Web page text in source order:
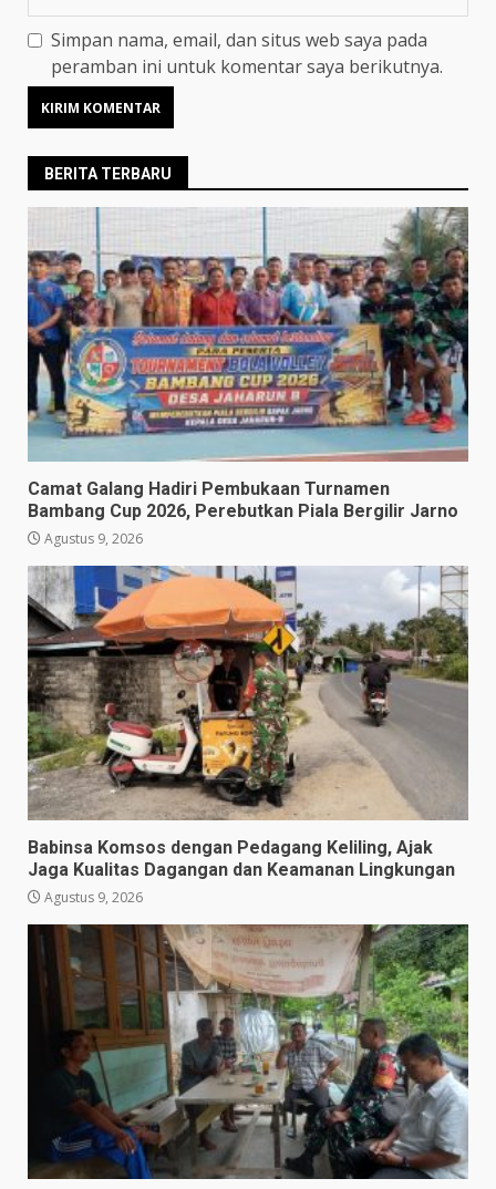
Simpan nama, email, dan situs web saya pada
peramban ini untuk komentar saya berikutnya.
BERITA TERBARU
Camat Galang Hadiri Pembukaan Turnamen
Bambang Cup 2026, Perebutkan Piala Bergilir Jarno
Agustus 9, 2026
Babinsa Komsos dengan Pedagang Keliling, Ajak
Jaga Kualitas Dagangan dan Keamanan Lingkungan
Agustus 9, 2026